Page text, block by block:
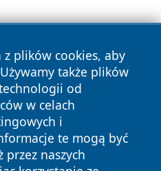
z plików cookies, aby
także plików
od
w celach
i
te mogą być
naszych
Wszystkie prawa